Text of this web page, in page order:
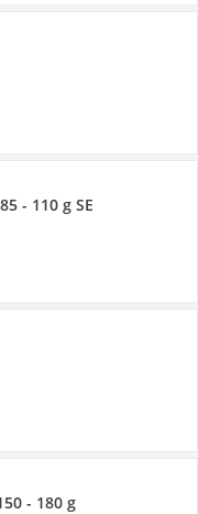
- 110 g SE
- 180 g